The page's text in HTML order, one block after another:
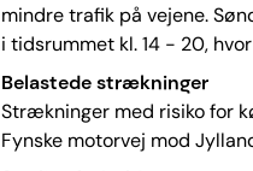
mindre trafik på vejene.
i tidsrummet kl. 14 - 20,
Belastede strækninger
Strækninger med risiko for
Fynske motorvej mod